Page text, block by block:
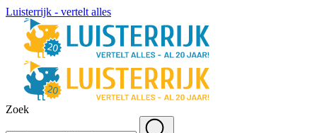
Luisterrijk - vertelt alles
Zoek